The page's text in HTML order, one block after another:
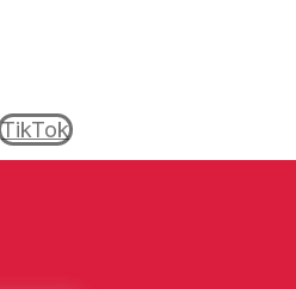
TikTok